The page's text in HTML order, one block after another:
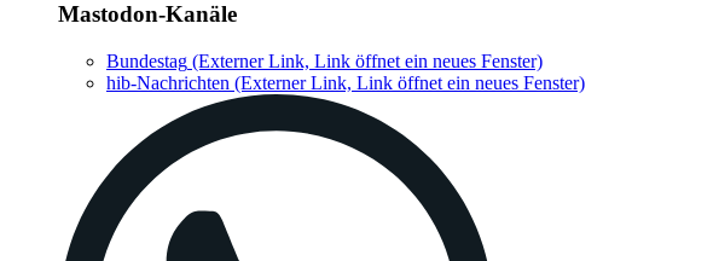
Mastodon-Kanäle
Bundestag (Externer Link, Link öffnet ein neues Fenster)
hib-Nachrichten (Externer Link, Link öffnet ein neues Fenster)